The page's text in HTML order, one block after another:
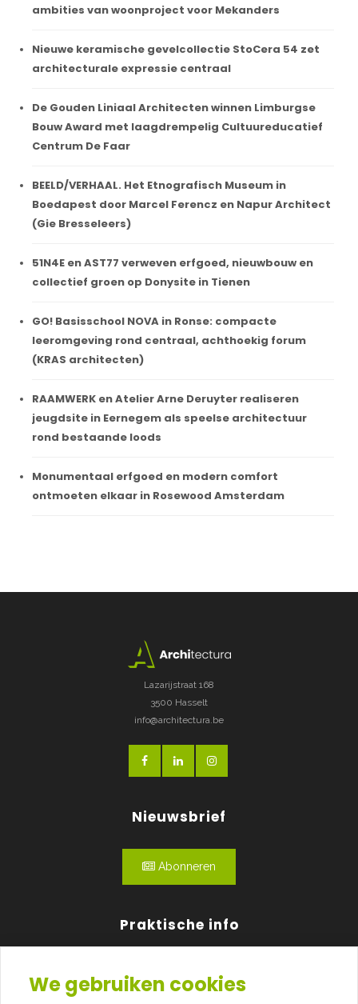
ambities van woonproject voor Mekanders
Nieuwe keramische gevelcollectie StoCera 54 zet
architecturale expressie centraal
De Gouden Liniaal Architecten winnen Limburgse
Bouw Award met laagdrempelig Cultuureducatief
Centrum De Faar
BEELD/VERHAAL. Het Etnografisch Museum in
Boedapest door Marcel Ferencz en Napur Architect
(Gie Bresseleers)
51N4E en AST77 verweven erfgoed, nieuwbouw en
collectief groen op Donysite in Tienen
GO! Basisschool NOVA in Ronse: compacte
leeromgeving rond centraal, achthoekig forum
(KRAS architecten)
RAAMWERK en Atelier Arne Deruyter realiseren
jeugdsite in Eernegem als speelse architectuur
rond bestaande loods
Monumentaal erfgoed en modern comfort
ontmoeten elkaar in Rosewood Amsterdam
Lazarijstraat 168
3500 Hasselt
info@architectura.be
Nieuwsbrief
Abonneren
Praktische info
We gebruiken cookies